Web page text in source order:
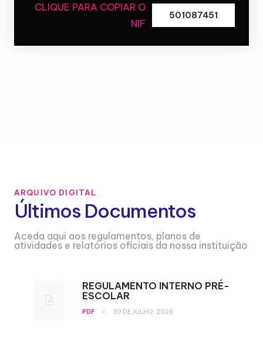
CLIQUE PARA COPIAR O
NIF
501087451
ARQUIVO DIGITAL
Últimos Documentos
Aceda aqui aos regulamentos, planos de
atividades e relatórios oficiais da nossa instituição
REGULAMENTO INTERNO PRÉ-
ESCOLAR
PDF • 30 DE JULHO, 2026